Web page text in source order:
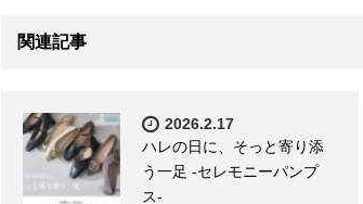
関連記事
2026.2.17
ハレの日に、そっと寄り添
う一足 -セレモニーパンプ
ス-